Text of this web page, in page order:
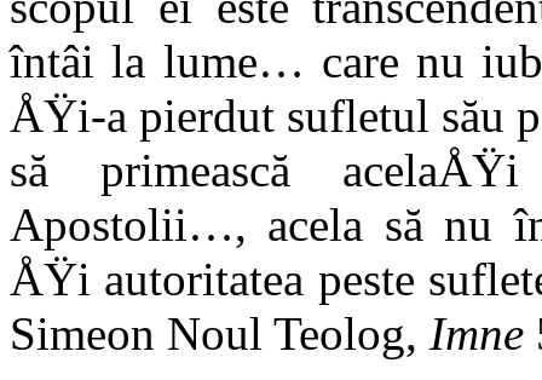
întâi la lume… care nu
ÅŸi-a pierdut sufletul său
să primească
Apostolii…, acela să nu
ÅŸi autoritatea peste
Simeon Noul Teolog, Imne